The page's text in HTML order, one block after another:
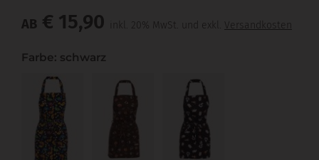
AB € 15,90 inkl. 20% MwSt. und exkl. Versandkosten
Farbe: schwarz